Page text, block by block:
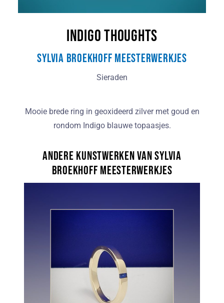
Indigo Thoughts
Sylvia Broekhoff Meesterwerkjes
Sieraden
Mooie brede ring in geoxideerd zilver met goud en
rondom Indigo blauwe topaasjes.
Andere kunstwerken van Sylvia
Broekhoff Meesterwerkjes